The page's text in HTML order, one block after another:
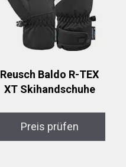
Reusch Baldo R-TEX
XT Skihandschuhe
Preis prüfen